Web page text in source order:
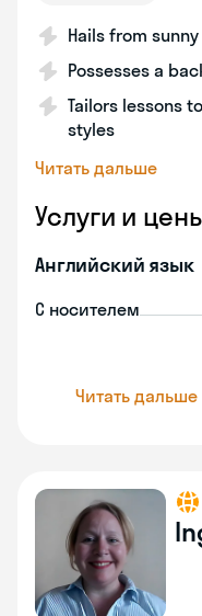
Hails from
Possesses a
Tailors lessons
styles
Читать дальше
Услуги и
Английский язык
С носителем
Читать дальше